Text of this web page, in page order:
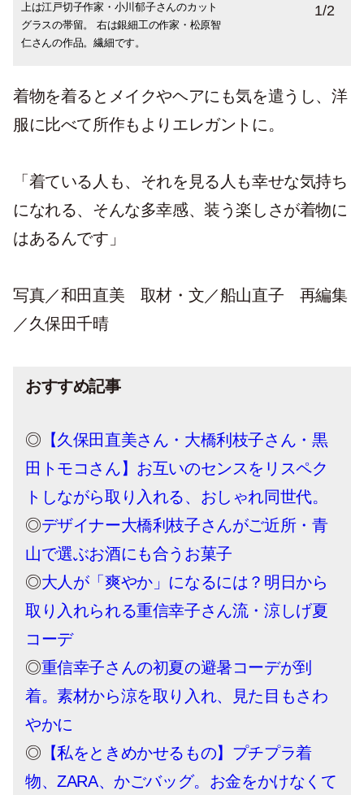
上は江戸切子作家・小川郁子さんのカット
グラスの帯留。 右は銀細工の作家・松原智
仁さんの作品。繊細です。
草履は京都の「一脇」のものに決め、自分
の足に合わせて誂える。一日歩いても全く
痛くならない。
1/2
着物を着るとメイクやヘアにも気を遣うし、洋
服に比べて所作もよりエレガントに。
「着ている人も、それを見る人も幸せな気持ち
になれる、そんな多幸感、装う楽しさが着物に
はあるんです」
写真／和田直美 取材・文／船山直子 再編集
／久保田千晴
おすすめ記事
◎ 【久保田直美さん・大橋利枝子さん・黒
田トモコさん】お互いのセンスをリスペク
トしながら取り入れる、おしゃれ同世代。
◎デザイナー大橋利枝子さんがご近所・青
山で選ぶお酒にも合うお菓子
◎大人が「爽やか」になるには？明日から
取り入れられる重信幸子さん流・涼しげ夏
コーデ
◎重信幸子さんの初夏の避暑コーデが到
着。素材から涼を取り入れ、見た目もさわ
やかに
◎ 【私をときめかせるもの】プチプラ着
物、ZARA、かごバッグ。お金をかけなくて